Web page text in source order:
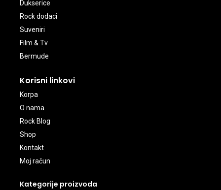
Dukserice
Rock dodaci
Suveniri
Film & Tv
Bermude
Korisni linkovi
Korpa
O nama
Rock Blog
Shop
Kontakt
Moj račun
Kategorije proizvoda